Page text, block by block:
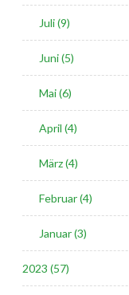
Juli (9)
Juni (5)
Mai (6)
April (4)
März (4)
Februar (4)
Januar (3)
2023 (57)